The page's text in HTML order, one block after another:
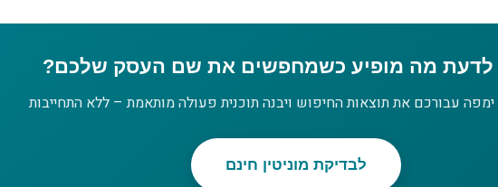
לדעת מה מופיע כשמחפשים את שם העסק שלכם?
ימפה עבורכם את תוצאות החיפוש ויבנה תוכנית פעולה מותאמת – ללא התחייבות
לבדיקת מוניטין חינם